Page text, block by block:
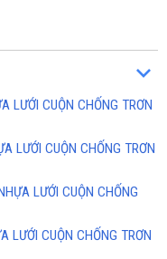
LƯỚI CUỘN CHỐNG TRƠN
LƯỚI CUỘN CHỐNG TRƠN
LƯỚI CUỘN CHỐNG
LƯỚI CUỘN CHỐNG TRƠN